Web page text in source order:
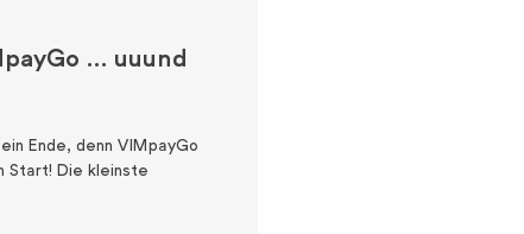
… uuund
Ende, denn VIMpayGo
Start! Die kleinste